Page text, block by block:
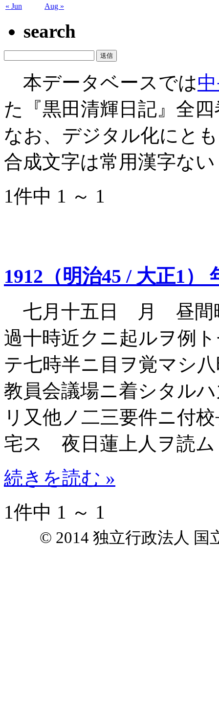
« Jun Aug »
search
本データベースでは
た『黒田清輝日記』全
なお、デジタル化にと
合成文字は常用漢字な
1件中 1 ～ 1
1912（明治45 / 大正1）
七月十五日 月 昼間
過十時近クニ起ルヲ例
テ七時半ニ目ヲ覚マシ
教員会議場ニ着シタル
リ又他ノ二三要件ニ付
宅ス 夜日蓮上人ヲ読ム
続きを読む »
1件中 1 ～ 1
© 2014 独立行政法人 国